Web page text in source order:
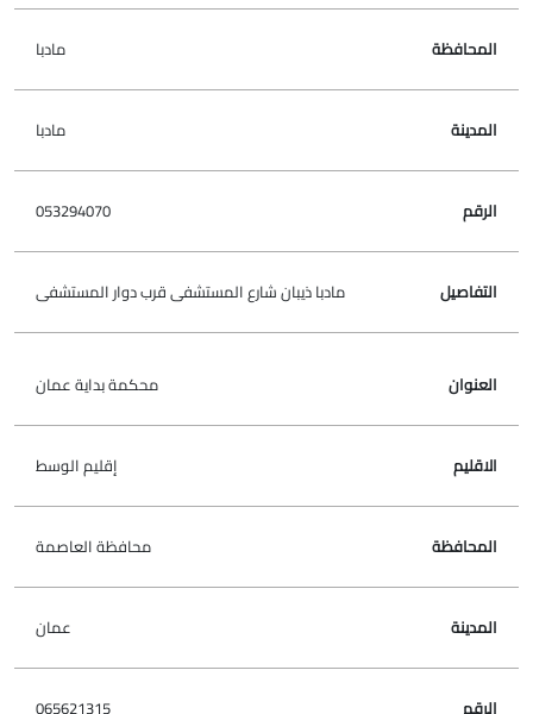
مادبا
مادبا
053294070
مادبا ذيبان شارع المستشفى قرب دوار المستشفى
محكمة بداية عمان
إقليم الوسط
محافظة العاصمة
عمان
065621315